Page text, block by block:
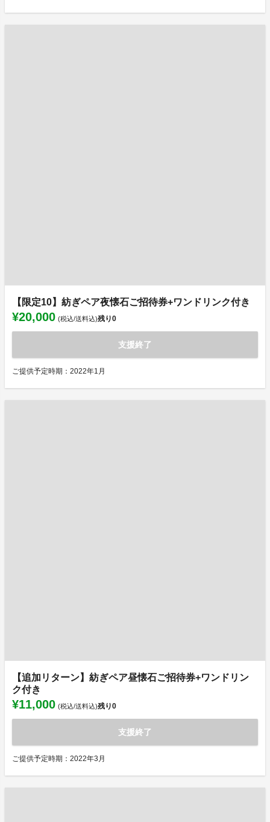
【限定10】紡ぎペア夜懐石ご招待券+ワンドリンク付き
¥20,000 (税込/送料込)残り0
支援終了
ご提供予定時期：2022年1月
【追加リターン】紡ぎペア昼懐石ご招待券+ワンドリン
ク付き
¥11,000 (税込/送料込)残り0
支援終了
ご提供予定時期：2022年3月